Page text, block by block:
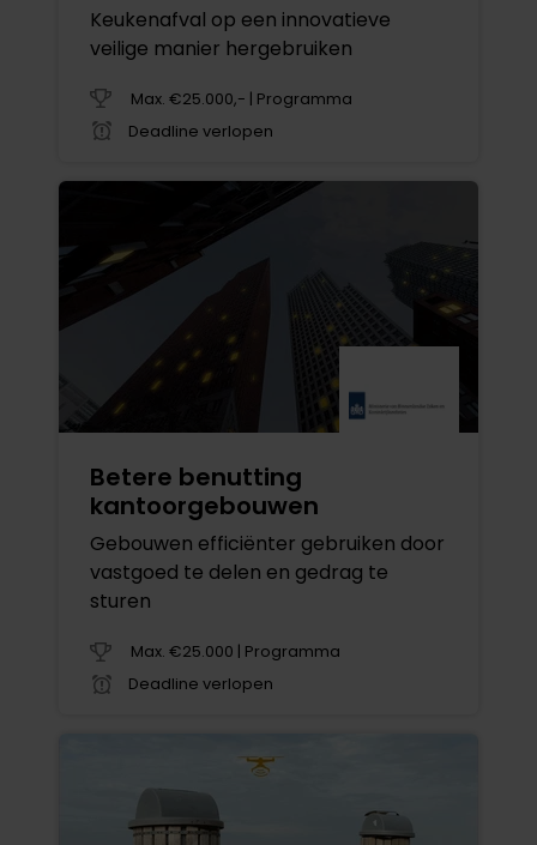
Keukenafval op een innovatieve
veilige manier hergebruiken
Max. €25.000,- | Programma
Deadline verlopen
Betere benutting
kantoorgebouwen
Gebouwen efficiënter gebruiken door
vastgoed te delen en gedrag te
sturen
Max. €25.000 | Programma
Deadline verlopen